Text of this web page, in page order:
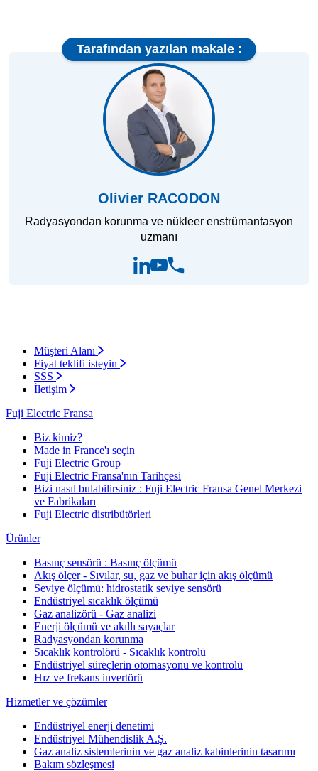
Tarafından yazılan makale :
Olivier RACODON
Radyasyondan korunma ve nükleer enstrümantasyon
uzmanı
Müşteri Alanı
Fiyat teklifi isteyin
SSS
İletişim
Fuji Electric Fransa
Biz kimiz?
Made in France'ı seçin
Fuji Electric Group
Fuji Electric Fransa'nın Tarihçesi
Bizi nasıl bulabilirsiniz : Fuji Electric Fransa Genel Merkezi
ve Fabrikaları
Fuji Electric distribütörleri
Ürünler
Basınç sensörü : Basınç ölçümü
Akış ölçer - Sıvılar, su, gaz ve buhar için akış ölçümü
Seviye ölçümü: hidrostatik seviye sensörü
Endüstriyel sıcaklık ölçümü
Gaz analizörü - Gaz analizi
Enerji ölçümü ve akıllı sayaçlar
Radyasyondan korunma
Sıcaklık kontrolörü - Sıcaklık kontrolü
Endüstriyel süreçlerin otomasyonu ve kontrolü
Hız ve frekans invertörü
Hizmetler ve çözümler
Endüstriyel enerji denetimi
Endüstriyel Mühendislik A.Ş.
Gaz analiz sistemlerinin ve gaz analiz kabinlerinin tasarımı
Bakım sözleşmesi